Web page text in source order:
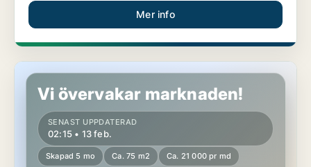
Mer info
Butikslokal på Södermalm
Vi övervakar marknaden!
SENAST UPPDATERAD
02:15 • 13 feb.
Skapad 5 mo Ca. 75 m2 Ca. 21 000 pr md